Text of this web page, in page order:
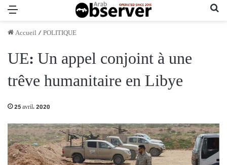
Accueil /POLITIQUE
UE: Un appel conjoint à une
trêve humanitaire en Libye
25 avril، 2020